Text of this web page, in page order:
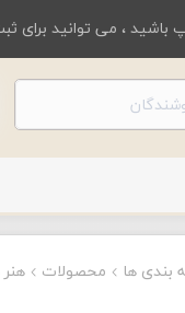
، می توانید برای
بندی ها محصولات